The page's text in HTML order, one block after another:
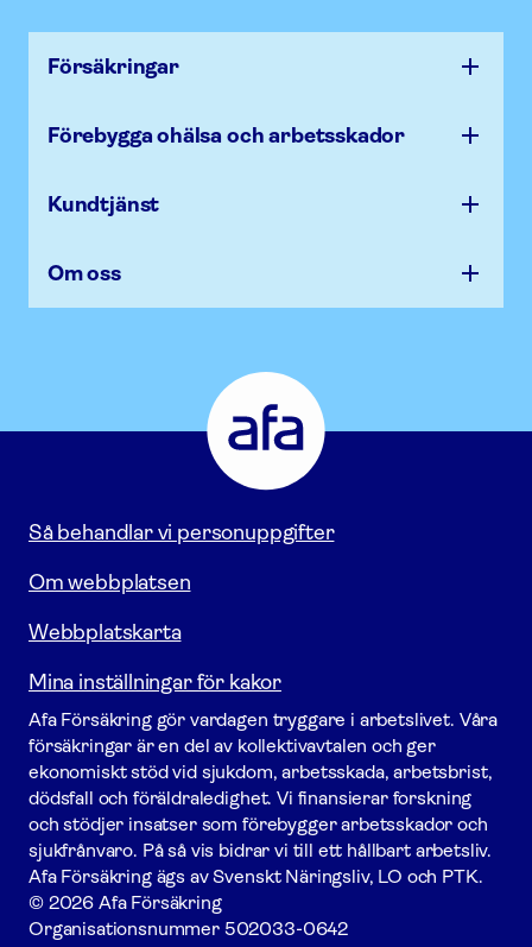
Försäk­ringar
Förebygga ohälsa och arbets­skador
Kundtjänst
Om oss
Försäkring
Gå
till
startsidan
Så behandlar vi personuppgifter
Om webbplatsen
Webbplatskarta
Mina inställningar för kakor
Afa För­säkring gör vardagen tryggare i arbetslivet. Våra
försäk­ringar är en del av kollektivavtalen och ger
ekonomiskt stöd vid sjukdom, arbetsskada, arbetsbrist,
dödsfall och föräldraledighet. Vi finansierar forskning
och stödjer insatser som förebygger arbets­skador och
sjukfrånvaro. På så vis bidrar vi till ett hållbart arbetsliv.
Afa För­säkring ägs av Svenskt Näringsliv, LO och PTK.
© 2026 Afa Försäkring
Organisationsnummer 502033-0642